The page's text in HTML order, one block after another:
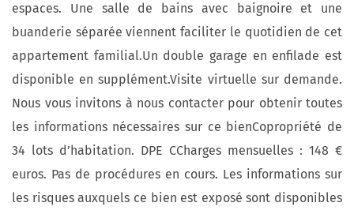
espaces. Une salle de bains avec baignoire et une
buanderie séparée viennent faciliter le quotidien de cet
appartement familial.Un double garage en enfilade est
disponible en supplément.Visite virtuelle sur demande.
Nous vous invitons à nous contacter pour obtenir toutes
les informations nécessaires sur ce bienCopropriété de
34 lots d’habitation. DPE CCharges mensuelles : 148 €
euros. Pas de procédures en cours. Les informations sur
les risques auxquels ce bien est exposé sont disponibles